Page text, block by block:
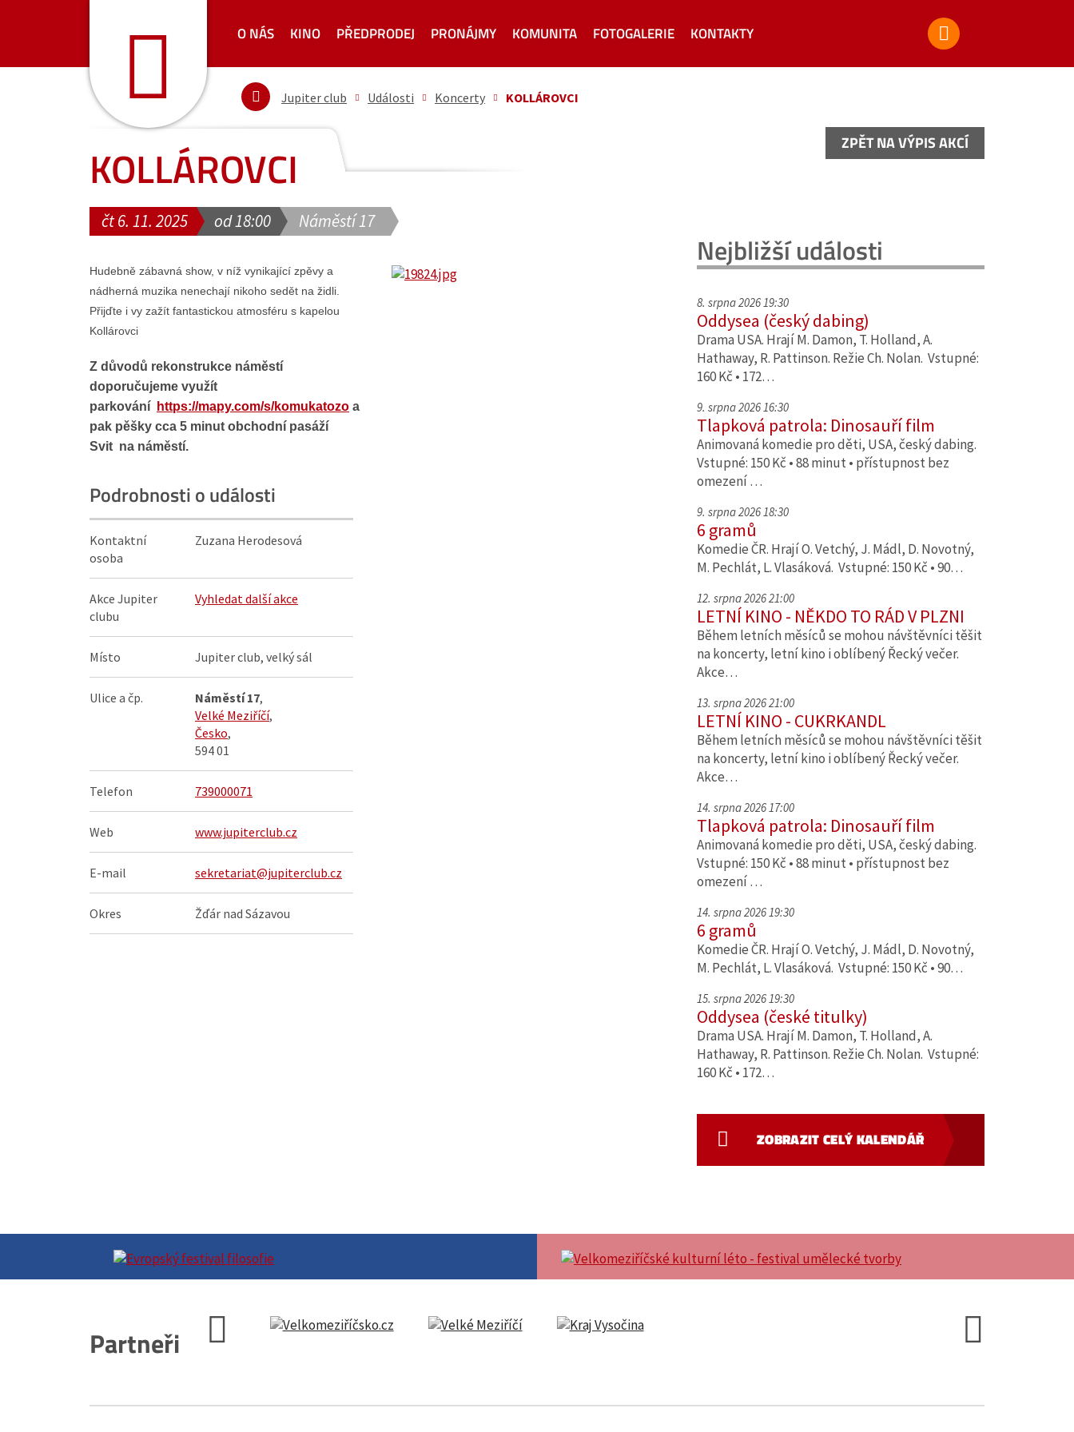
O NÁS KINO PŘEDPRODEJ PRONÁJMY KOMUNITA FOTOGALERIE KONTAKTY
Jupiter club Události Koncerty KOLLÁROVCI
KOLLÁROVCI ZPĚT NA VÝPIS AKCÍ
čt 6. 11. 2025 od 18:00 Náměstí 17
Hudebně zábavná show, v níž vynikající zpěvy a
nádherná muzika nenechají nikoho sedět na židli.
Přijďte i vy zažít fantastickou atmosféru s kapelou
Kollárovci
Z důvodů rekonstrukce náměstí
doporučujeme využít
parkování
https://mapy.com/s/komukatozo a
pak pěšky cca 5 minut obchodní pasáží
Svit na náměstí.
Podrobnosti o události
Kontaktní
osoba
Zuzana Herodesová
Akce Jupiter
clubu
Vyhledat další akce
Místo Jupiter club, velký sál
Ulice a čp. Náměstí 17,
Velké Meziříčí,
Česko,
594 01
Telefon 739000071
Web www.jupiterclub.cz
E-mail sekretariat@jupiterclub.cz
Okres Žďár nad Sázavou
ZPĚT NA VÝPIS AKCÍ
Nejbližší události
8. srpna 2026 19:30
Oddysea (český dabing)
Drama USA. Hrají M. Damon, T. Holland, A.
Hathaway, R. Pattinson. Režie Ch. Nolan. Vstupné:
160 Kč • 172…
9. srpna 2026 16:30
Tlapková patrola: Dinosauří film
Animovaná komedie pro děti, USA, český dabing.
Vstupné: 150 Kč • 88 minut • přístupnost bez
omezení …
9. srpna 2026 18:30
6 gramů
Komedie ČR. Hrají O. Vetchý, J. Mádl, D. Novotný,
M. Pechlát, L. Vlasáková. Vstupné: 150 Kč • 90…
12. srpna 2026 21:00
LETNÍ KINO - NĚKDO TO RÁD V PLZNI
Během letních měsíců se mohou návštěvníci těšit
na koncerty, letní kino i oblíbený Řecký večer.
Akce…
13. srpna 2026 21:00
LETNÍ KINO - CUKRKANDL
Během letních měsíců se mohou návštěvníci těšit
na koncerty, letní kino i oblíbený Řecký večer.
Akce…
14. srpna 2026 17:00
Tlapková patrola: Dinosauří film
Animovaná komedie pro děti, USA, český dabing.
Vstupné: 150 Kč • 88 minut • přístupnost bez
omezení …
14. srpna 2026 19:30
6 gramů
Komedie ČR. Hrají O. Vetchý, J. Mádl, D. Novotný,
M. Pechlát, L. Vlasáková. Vstupné: 150 Kč • 90…
15. srpna 2026 19:30
Oddysea (české titulky)
Drama USA. Hrají M. Damon, T. Holland, A.
Hathaway, R. Pattinson. Režie Ch. Nolan. Vstupné:
160 Kč • 172…
ZOBRAZIT CELÝ KALENDÁŘ
Partneři